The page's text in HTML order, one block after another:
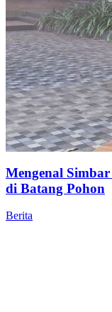
Mengenal
di Batang Pohon
Berita